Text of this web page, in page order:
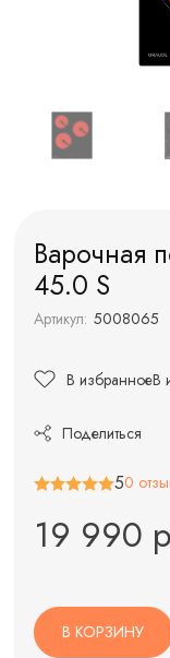
Варочная
45.0 S
Артикул: 5008065
В избранноеВ
Поделиться
50
19 990
В КОРЗИНУ